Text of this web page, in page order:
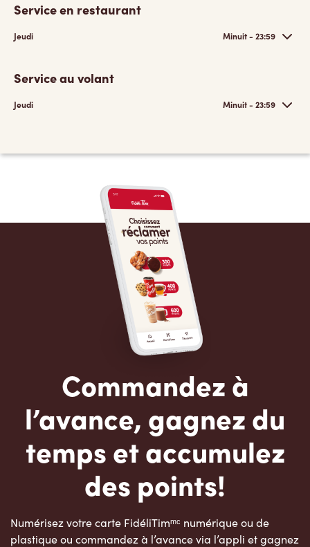
Service en restaurant
Jeudi Minuit - 23:59
Service au volant
Jeudi Minuit - 23:59
Commandez à
l’avance, gagnez du
temps et accumulez
des points!
Numérisez votre carte FidéliTimᵐᶜ numérique ou de
plastique ou commandez à l’avance via l’appli et gagnez